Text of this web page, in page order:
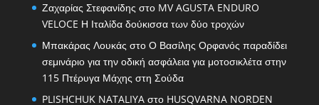
Ζαχαρίας Στεφανίδης στο MV AGUSTA ENDURO
VELOCE Η Ιταλίδα δούκισσα των δύο τροχών
Μπακάρας Λουκάς στο Ο Βασίλης Ορφανός παραδίδει
σεμινάριο για την οδική ασφάλεια για μοτοσικλέτα στην
115 Πτέρυγα Μάχης στη Σούδα
PLISHCHUK NATALIYAστο HUSQVARNA NORDEN